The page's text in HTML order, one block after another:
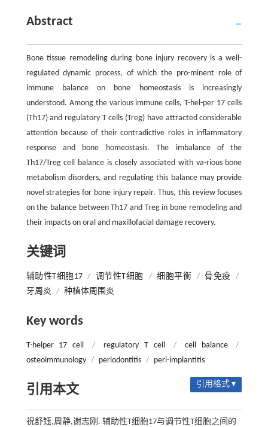
Abstract
Bone tissue remodeling during bone injury recovery is a well-
regulated dynamic process, of which the pro-minent role of
immune balance on bone homeostasis is increasingly
understood. Among the various immune cells, T-hel-per 17 cells
(Th17) and regulatory T cells (Treg) have attracted considerable
attention because of their contradictive roles in inflammatory
response and bone homeostasis. The imbalance of the
Th17/Treg cell balance is closely associated with va-rious bone
metabolism disorders, and regulating this balance may provide
novel strategies for bone injury repair. Thus, this review focuses
on the balance between Th17 and Treg in bone remodeling and
their impacts on oral and maxillofacial damage recovery.
关键词
辅助性T细胞17 / 调节性T细胞 / 细胞平衡 / 骨免疫
/
牙周炎 / 种植体周围炎
Key words
T-helper 17 cell / regulatory T cell / cell balance
/
osteoimmunology / periodontitis / peri-implantitis
引用本文 引用格式 ▾
祝舒钰,周静,谢志刚. 辅助性T细胞17与调节性T细胞之间的